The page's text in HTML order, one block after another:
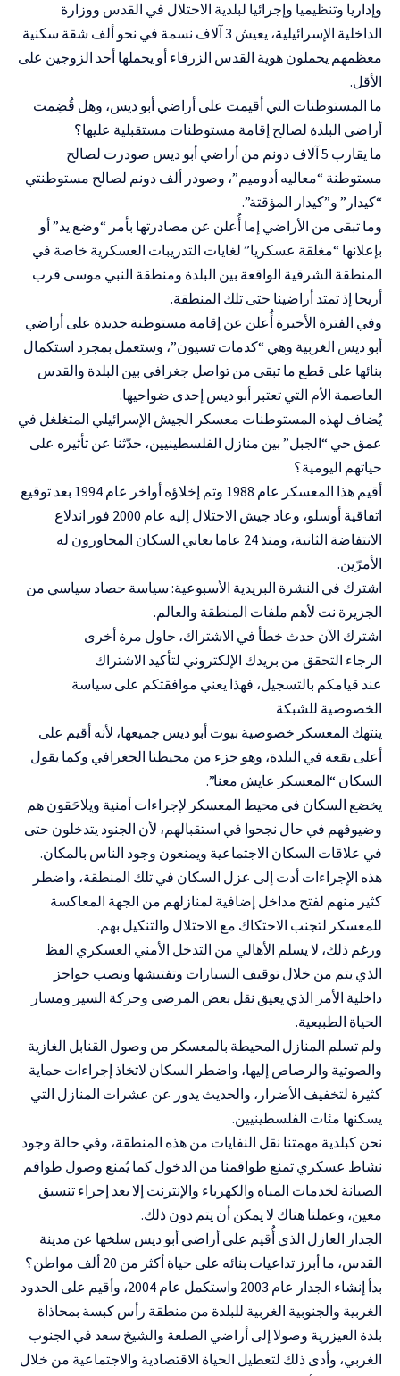
وإداريا وتنظيميا وإجرائيا لبلدية الاحتلال في القدس ووزارة
الداخلية الإسرائيلية، يعيش 3 آلاف نسمة في نحو ألف شقة سكنية
معظمهم يحملون هوية القدس الزرقاء أو يحملها أحد الزوجين على
الأقل.
ما المستوطنات التي أقيمت على أراضي أبو ديس، وهل قُضِمت
أراضي البلدة لصالح إقامة مستوطنات مستقبلية عليها؟
ما يقارب 5 آلاف دونم من أراضي أبو ديس صودرت لصالح
مستوطنة “معاليه أدوميم”، وصودر ألف دونم لصالح مستوطنتي
“كيدار” و”كيدار المؤقتة”.
وما تبقى من الأراضي إما أُعلن عن مصادرتها بأمر “وضع يد” أو
بإعلانها “مغلقة عسكريا” لغايات التدريبات العسكرية خاصة في
المنطقة الشرقية الواقعة بين البلدة ومنطقة النبي موسى قرب
أريحا إذ تمتد أراضينا حتى تلك المنطقة.
وفي الفترة الأخيرة أُعلن عن إقامة مستوطنة جديدة على أراضي
أبو ديس الغربية وهي “كدمات تسيون”، وستعمل بمجرد استكمال
بنائها على قطع ما تبقى من تواصل جغرافي بين البلدة والقدس
العاصمة الأم التي تعتبر أبو ديس إحدى ضواحيها.
يُضاف لهذه المستوطنات معسكر الجيش الإسرائيلي المتغلغل في
عمق حي “الجبل” بين منازل الفلسطينيين، حدّثنا عن تأثيره على
حياتهم اليومية؟
أقيم هذا المعسكر عام 1988 وتم إخلاؤه أواخر عام 1994 بعد توقيع
اتفاقية أوسلو، وعاد جيش الاحتلال إليه عام 2000 فور اندلاع
الانتفاضة الثانية، ومنذ 24 عاما يعاني السكان المجاورون له
الأمرّين.
اشترك في النشرة البريدية الأسبوعية: سياسة حصاد سياسي من
الجزيرة نت لأهم ملفات المنطقة والعالم.
اشترك الآن حدث خطأ في الاشتراك، حاول مرة أخرى
الرجاء التحقق من بريدك الإلكتروني لتأكيد الاشتراك
عند قيامكم بالتسجيل، فهذا يعني موافقتكم على سياسة
الخصوصية للشبكة
ينتهك المعسكر خصوصية بيوت أبو ديس جميعها، لأنه أقيم على
أعلى بقعة في البلدة، وهو جزء من محيطنا الجغرافي وكما يقول
السكان “المعسكر عايش معنا”.
يخضع السكان في محيط المعسكر لإجراءات أمنية ويلاحَقون هم
وضيوفهم في حال نجحوا في استقبالهم، لأن الجنود يتدخلون حتى
في علاقات السكان الاجتماعية ويمنعون وجود الناس بالمكان.
هذه الإجراءات أدت إلى عزل السكان في تلك المنطقة، واضطر
كثير منهم لفتح مداخل إضافية لمنازلهم من الجهة المعاكسة
للمعسكر لتجنب الاحتكاك مع الاحتلال والتنكيل بهم.
ورغم ذلك، لا يسلم الأهالي من التدخل الأمني العسكري الفظ
الذي يتم من خلال توقيف السيارات وتفتيشها ونصب حواجز
داخلية الأمر الذي يعيق نقل بعض المرضى وحركة السير ومسار
الحياة الطبيعية.
ولم تسلم المنازل المحيطة بالمعسكر من وصول القنابل الغازية
والصوتية والرصاص إليها، واضطر السكان لاتخاذ إجراءات حماية
كثيرة لتخفيف الأضرار، والحديث يدور عن عشرات المنازل التي
يسكنها مئات الفلسطينيين.
نحن كبلدية مهمتنا نقل النفايات من هذه المنطقة، وفي حالة وجود
نشاط عسكري تمنع طواقمنا من الدخول كما يُمنع وصول طواقم
الصيانة لخدمات المياه والكهرباء والإنترنت إلا بعد إجراء تنسيق
معين، وعملنا هناك لا يمكن أن يتم دون ذلك.
الجدار العازل الذي أُقيم على أراضي أبو ديس سلخها عن مدينة
القدس، ما أبرز تداعيات بنائه على حياة أكثر من 20 ألف مواطن؟
بدأ إنشاء الجدار عام 2003 واستكمل عام 2004، وأقيم على الحدود
الغربية والجنوبية الغربية للبلدة من منطقة رأس كبسة بمحاذاة
بلدة العيزرية وصولا إلى أراضي الصلعة والشيخ سعد في الجنوب
الغربي، وأدى ذلك لتعطيل الحياة الاقتصادية والاجتماعية من خلال